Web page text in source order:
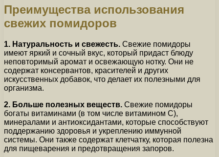
Преимущества использования
свежих помидоров
1. Натуральность и свежесть. Свежие помидоры
имеют яркий и сочный вкус, который придаст блюду
неповторимый аромат и освежающую нотку. Они не
содержат консервантов, красителей и других
искусственных добавок, что делает их полезными для
организма.
2. Больше полезных веществ. Свежие помидоры
богаты витаминами (в том числе витамином С),
минералами и антиоксидантами, которые способствуют
поддержанию здоровья и укреплению иммунной
системы. Они также содержат клетчатку, которая полезна
для пищеварения и предотвращения запоров.